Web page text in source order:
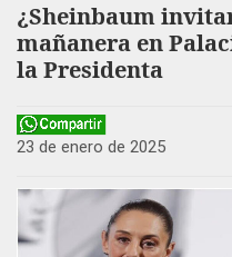
¿Sheinbaum
mañanera en
la Presidenta
23 de enero de 2025